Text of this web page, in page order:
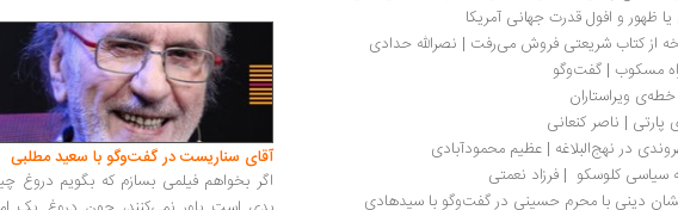
ظهور و افول قدرت جهانی آمریکا
از کتاب شریعتی فروش می‌رفت | نصرالله حدادی
مسکوب | گفت‌وگو
ویراستاران
پارتی | ناصر کنعانی
در نهج‌البلاغه | عظیم محمودآبادی
سیاسی کلوسکو  | فرزاد نعمتی
آقای سناریست در گفت‌وگو با سعید مطلبی
اگر بخواهم فیلمی بسازم که بگویم دروغ